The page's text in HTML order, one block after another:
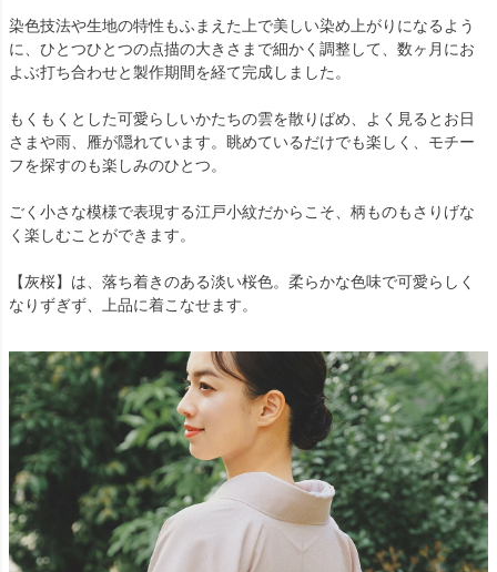
染色技法や生地の特性もふまえた上で美しい染め上がりになるよう
に、ひとつひとつの点描の大きさまで細かく調整して、数ヶ月にお
よぶ打ち合わせと製作期間を経て完成しました。
もくもくとした可愛らしいかたちの雲を散りばめ、よく見るとお日
さまや雨、雁が隠れています。眺めているだけでも楽しく、モチー
フを探すのも楽しみのひとつ。
ごく小さな模様で表現する江戸小紋だからこそ、柄ものもさりげな
く楽しむことができます。
【灰桜】は、落ち着きのある淡い桜色。柔らかな色味で可愛らしく
なりずぎず、上品に着こなせます。